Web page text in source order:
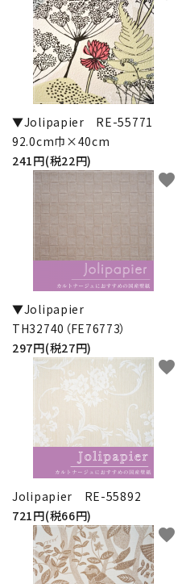
▼Jolipapier RE-55771
92.0cm巾×40cm
241円(税22円)
▼Jolipapier
TH32740（FE76773）
297円(税27円)
favorite
Jolipapier RE-55892
721円(税66円)
favorite
favorite